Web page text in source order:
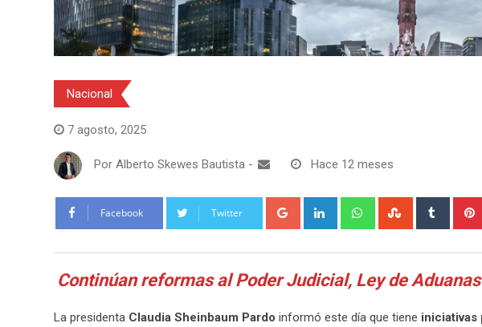
Nacional
7 agosto, 2025
Por Alberto Skewes Bautista - Hace 12 meses
Facebook Twitter Google+ LinkedIn WhatsappStumbleUpon
Tumblr
Continúan reformas al Poder Judicial, Ley de
La presidenta Claudia Sheinbaum Pardo informó este día que tiene iniciativas